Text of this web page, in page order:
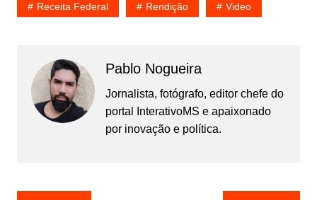
Receita Federal Rendição Video
Pablo Nogueira
Jornalista, fotógrafo, editor chefe do
portal InterativoMS e apaixonado
por inovação e política.